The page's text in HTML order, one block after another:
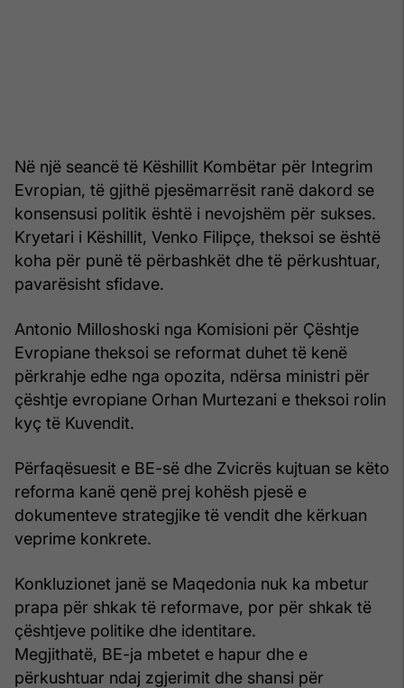
Në një seancë të Këshillit Kombëtar për Integrim
Evropian, të gjithë pjesëmarrësit ranë dakord se
konsensusi politik është i nevojshëm për sukses.
Kryetari i Këshillit, Venko Filipçe, theksoi se është
koha për punë të përbashkët dhe të përkushtuar,
pavarësisht sfidave.
Antonio Milloshoski nga Komisioni për Çështje
Evropiane theksoi se reformat duhet të kenë
përkrahje edhe nga opozita, ndërsa ministri për
çështje evropiane Orhan Murtezani e theksoi rolin
kyç të Kuvendit.
Përfaqësuesit e BE-së dhe Zvicrës kujtuan se këto
reforma kanë qenë prej kohësh pjesë e
dokumenteve strategjike të vendit dhe kërkuan
veprime konkrete.
Konkluzionet janë se Maqedonia nuk ka mbetur
prapa për shkak të reformave, por për shkak të
çështjeve politike dhe identitare.
Megjithatë, BE-ja mbetet e hapur dhe e
përkushtuar ndaj zgjerimit dhe shansi për